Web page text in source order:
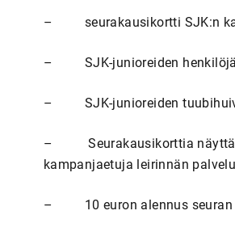
– seurakausikortti SJK:n
– SJK-junioreiden
– SJK-junioreiden
– Seurakausikorttia
kampanjaetuja leirinnän
– 10 euron alennus seuran